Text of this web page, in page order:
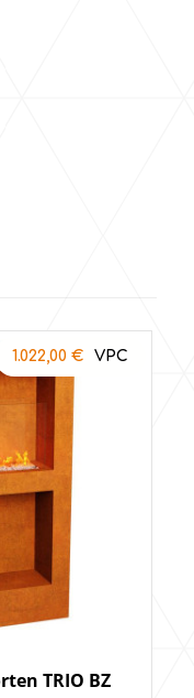
TRIO BZ
1.022,00€